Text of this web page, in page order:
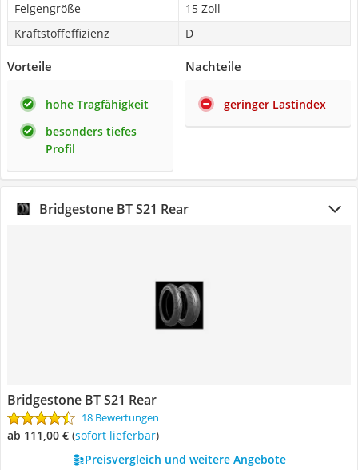
Felgengröße
15 Zoll
Kraftstoffeffizienz
D
Vorteile
hohe Tragfähigkeit
besonders tiefes
Profil
Nachteile
geringer Lastindex
Bridgestone BT S21 Rear
Bridgestone BT S21 Rear
18 Bewertungen
ab 111,00 € ( Sofort lieferbar)
Preisvergleich und weitere Angebote